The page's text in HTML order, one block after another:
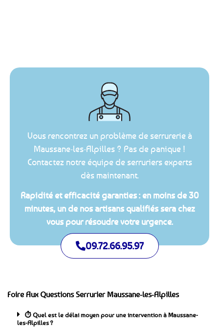
Vous rencontrez un problème de serrurerie à
Maussane-les-Alpilles ? Pas de panique !
Contactez notre équipe de serruriers experts
dès maintenant.
Rapidité et efficacité garanties : en moins de 30
minutes, un de nos artisans qualifiés sera chez
vous pour résoudre votre urgence.
09.72.66.95.97
Foire Aux Questions Serrurier Maussane-les-Alpilles
⏱️ Quel est le délai moyen pour une intervention à Maussane-
les-Alpilles ?